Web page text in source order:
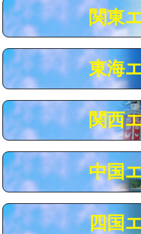
マス交換（深さ50㎝未満）
マス交換（深さ50㎝以上）
コンクリート斫り（厚さ10㎝ま
コンクリート斫り（厚さ10㎝超
モルタル補修（厚さ10㎝まで）
追加人工
※給水管工事は20mmまでの価
関東
東海
関西
中国
四国